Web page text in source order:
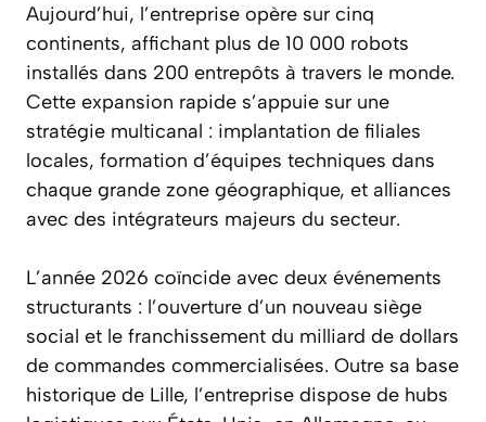
Aujourd’hui, l’entreprise opère sur cinq
continents, affichant plus de 10 000 robots
installés dans 200 entrepôts à travers le monde.
Cette expansion rapide s’appuie sur une
stratégie multicanal : implantation de filiales
locales, formation d’équipes techniques dans
chaque grande zone géographique, et alliances
avec des intégrateurs majeurs du secteur.
L’année 2026 coïncide avec deux événements
structurants : l’ouverture d’un nouveau siège
social et le franchissement du milliard de dollars
de commandes commercialisées. Outre sa base
historique de Lille, l’entreprise dispose de hubs